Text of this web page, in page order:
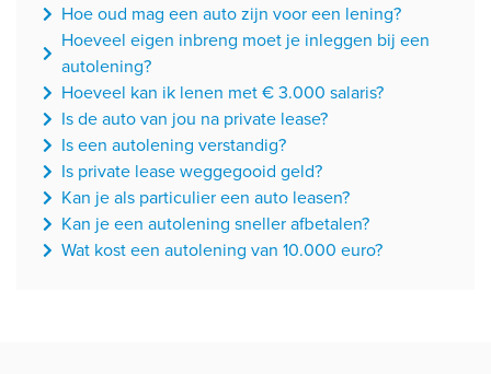
Hoe oud mag een auto zijn voor een lening?
Hoeveel eigen inbreng moet je inleggen bij een
autolening?
Hoeveel kan ik lenen met € 3.000 salaris?
Is de auto van jou na private lease?
Is een autolening verstandig?
Is private lease weggegooid geld?
Kan je als particulier een auto leasen?
Kan je een autolening sneller afbetalen?
Wat kost een autolening van 10.000 euro?